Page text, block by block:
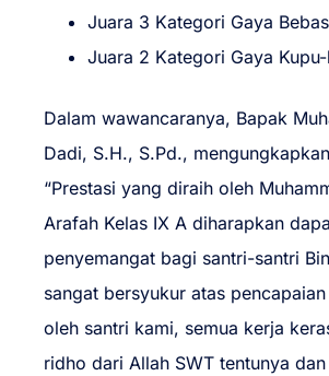
Juara 3 Kategori Gaya Bebas
Juara 2 Kategori Gaya
Dalam wawancaranya, Bapak
Dadi, S.H., S.Pd.,
“Prestasi yang diraih oleh
Arafah Kelas IX A diharapkan
penyemangat bagi santri-santri
sangat bersyukur atas
oleh santri kami, semua kerja
ridho dari Allah SWT tentunya